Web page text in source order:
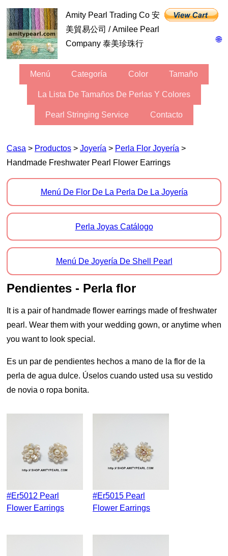
🌐
Amity Pearl Trading Co 安
美貿易公司 / Amilee Pearl
Company 泰美珍珠行
Menú Categoría Color Tamaño
La Lista De Tamaños De Perlas Y Colores
Pearl Stringing Service Contacto
Casa > Productos > Joyería > Perla Flor Joyería >
Handmade Freshwater Pearl Flower Earrings
Menú De Flor De La Perla De La Joyería
Perla Joyas Catálogo
Menú De Joyería De Shell Pearl
Pendientes - Perla flor
pearl. Wear them with your wedding gown, or anytime when
you want to look special.
Es un par de pendientes hechos a mano de la flor de la
perla de agua dulce. Úselos cuando usted usa su vestido
de novia o ropa bonita.
#er5012 Pearl
Flower Earrings
#er5015 Pearl
Flower Earrings